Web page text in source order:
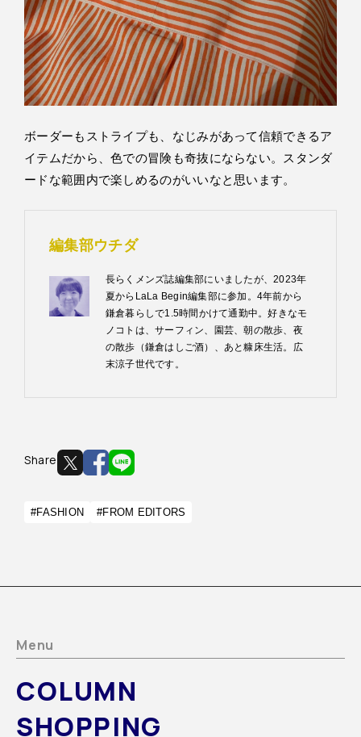
ボーダーもストライプも、なじみがあって信頼できるア
イテムだから、色での冒険も奇抜にならない。スタンダ
ードな範囲内で楽しめるのがいいなと思います。
編集部ウチダ
長らくメンズ誌編集部にいましたが、2023年
夏からLaLa Begin編集部に参加。4年前から
鎌倉暮らしで1.5時間かけて通勤中。好きなモ
ノコトは、サーフィン、園芸、朝の散歩、夜
の散歩（鎌倉はしご酒）、あと糠床生活。広
末涼子世代です。
Share
#FASHION #FROM EDITORS
Menu
COLUMN
SHOPPING